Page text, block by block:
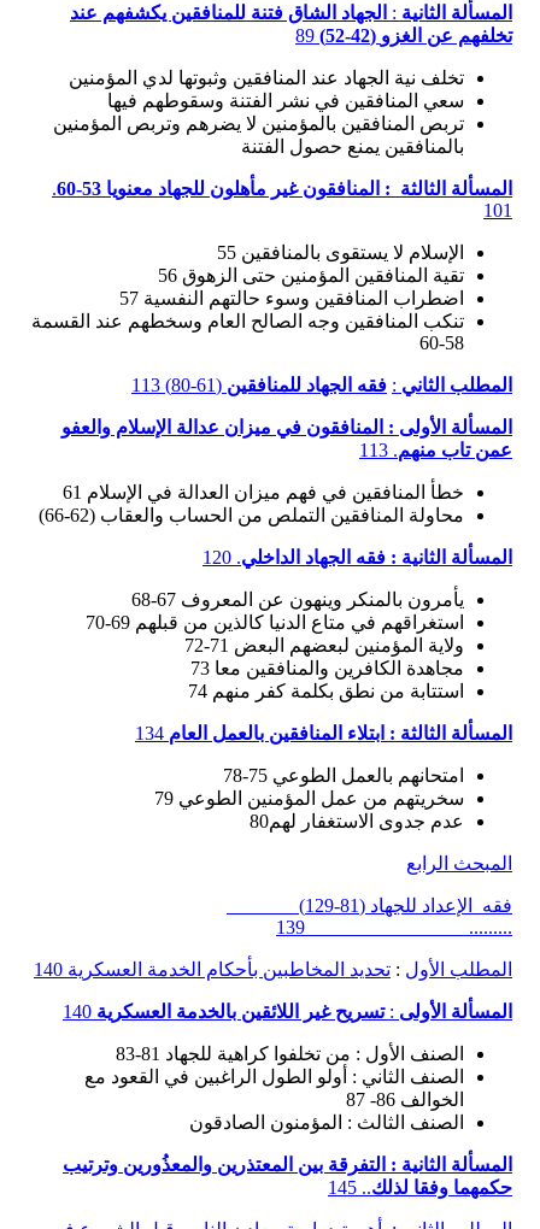
المسألة الثانية : الجهاد الشاق فتنة للمنافقين يكشفهم عند
تخلفهم عن الغزو (42-52)
تخلف نية الجهاد عند المنافقين وثبوتها لدي المؤمنين
سعي المنافقين في نشر الفتنة وسقوطهم فيها
تربص المنافقين بالمؤمنين لا يضرهم وتربص المؤمنين
بالمنافقين يمنع حصول الفتنة
المسألة الثالثة : المنافقون غير مأهلون للجهاد معنويا 53-60
.
101
الإسلام لا يستقوى بالمنافقين 55
تقية المنافقين المؤمنين حتى الزهوق 56
اضطراب المنافقين وسوء حالتهم النفسية 57
تنكب المنافقين وجه الصالح العام وسخطهم عند القسمة
58-60
المطلب الثاني : فقه الجهاد للمنافقين (61-80) 113
المسألة الأولى : المنافقون في ميزان عدالة الإسلام والعفو
عمن تاب منهم. 113
خطأ المنافقين في فهم ميزان العدالة في الإسلام 61
محاولة المنافقين التملص من الحساب والعقاب (62-66)
المسألة الثانية : فقه الجهاد الداخلي. 120
يأمرون بالمنكر وينهون عن المعروف 67-68
استغراقهم في متاع الدنيا كالذين من قبلهم 69-70
ولاية المؤمنين لبعضهم البعض 71-72
مجاهدة الكافرين والمنافقين معا 73
استتابة من نطق بكلمة كفر منهم 74
المسألة الثالثة : ابتلاء المنافقين بالعمل العام
امتحانهم بالعمل الطوعي 75-78
سخريتهم من عمل المؤمنين الطوعي 79
عدم جدوى الاستغفار لهم80
المبحث الرابع
فقه الإعداد للجهاد (81-129)
......... 139
المطلب الأول : تحديد المخاطبين بأحكام الخدمة العسكرية 140
المسألة الأولى :تسريح غير اللائقين بالخدمة العسكرية
الصنف الأول : من تخلفوا كراهية للجهاد 81-83
الصنف الثاني : أولو الطول الراغبين في القعود مع
الخوالف 86- 87
الصنف الثالث : المؤمنون الصادقون
المسألة الثانية : التفرقة بين المعتذرين والمعذُورين وترتيب
حكمهما وفقا لذلك.. 145